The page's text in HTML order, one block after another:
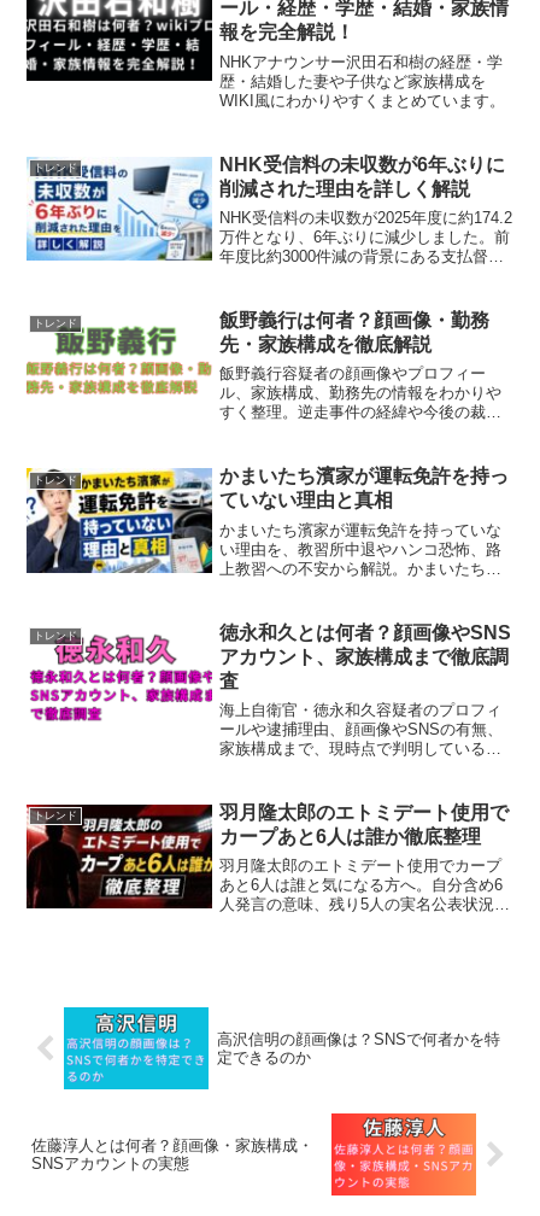
ール・経歴・学歴・結婚・家族情
報を完全解説！
NHKアナウンサー沢田石和樹の経歴・学
歴・結婚した妻や子供など家族構成を
WIKI風にわかりやすくまとめています。
トレンド
NHK受信料の未収数が6年ぶりに
削減された理由を詳しく解説
NHK受信料の未収数が2025年度に約174.2
万件となり、6年ぶりに減少しました。前
年度比約3000件減の背景にある支払督促
トレンド
飯野義行は何者？顔画像・勤務
先・家族構成を徹底解説
飯野義行容疑者の顔画像やプロフィー
ル、家族構成、勤務先の情報をわかりや
すく整理。逆走事件の経緯や今後の裁判
トレンド
かまいたち濱家が運転免許を持っ
ていない理由と真相
かまいたち濱家が運転免許を持っていな
い理由を、教習所中退やハンコ恐怖、路
上教習への不安から解説。かまいたち濱
トレンド
徳永和久とは何者？顔画像やSNS
アカウント、家族構成まで徹底調
査
海上自衛官・徳永和久容疑者のプロフィ
ールや逮捕理由、顔画像やSNSの有無、
家族構成まで、現時点で判明している情
トレンド
羽月隆太郎のエトミデート使用で
カープあと6人は誰か徹底整理
羽月隆太郎のエトミデート使用でカープ
あと6人は誰と気になる方へ。自分含め6
人発言の意味、残り5人の実名公表状況、
高沢信明の顔画像は？SNSで何者かを特
定できるのか
佐藤淳人とは何者？顔画像・家族構成・
SNSアカウントの実態